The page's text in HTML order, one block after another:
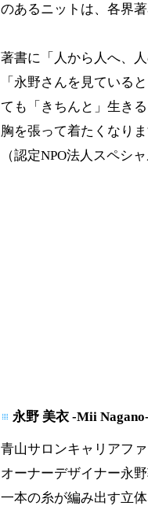
のあるニットは、各界
著書に「人から人へ、
「永野さんを見ている
ても「きちんと」生き
胸を張って着たくなり
（認定NPO法人スペ
永野 美衣 -Mii
青山サロンキャリアフ
オーナーデザイナー永
一本の糸が編み出す立